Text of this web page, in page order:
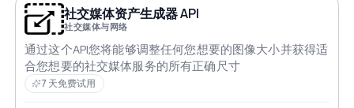
社交媒体资产生成器 API
社交媒体与网络
通过这个API您将能够调整任何您想要的图像大小并获得适
合您想要的社交媒体服务的所有正确尺寸
7 天免费试用